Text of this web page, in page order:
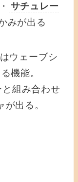
サチュレー
みが出る
ウェーブシ
機能。
組み合わせ
出る。